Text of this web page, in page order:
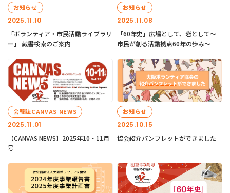
2025.11.10
お知らせ
「ボランティア・市民活動ライブラリ
ー」 蔵書検索のご案内
2025.11.08
お知らせ
「60年史」広場として、砦として～
市民が創る活動拠点60年の歩み～
2025.11.01
会報誌CANVAS NEWS
【CANVAS NEWS】2025年10・11月
号
2025.10.15
お知らせ
協会紹介パンフレットができました